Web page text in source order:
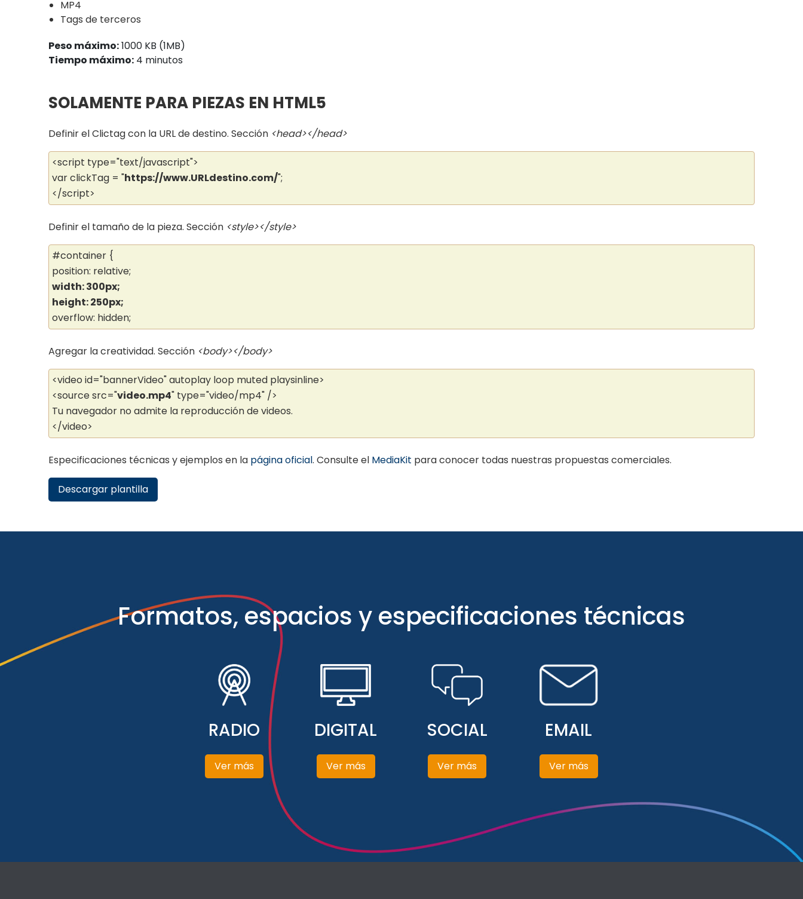
MP4
Tags de terceros
Peso máximo:1000 KB (1MB)
Tiempo máximo:4 minutos
SOLAMENTE PARA PIEZAS EN HTML5
Definir el Clictag con la URL de destino. Sección <head></head>
<script type="text/javascript">
var clickTag = "https://www.URLdestino.com/";
</script>
Definir el tamaño de la pieza. Sección <style></style>
#container {
position: relative;
width: 300px;
height: 250px;
overflow: hidden;
Agregar la creatividad. Sección <body></body>
<video id="bannerVideo" autoplay loop muted playsinline>
<source src="video.mp4" type="video/mp4" />
Tu navegador no admite la reproducción de videos.
</video>
Especificaciones técnicas y ejemplos en la página oficial. Consulte el MediaKit para conocer todas nuestras propuestas comerciales.
Descargar plantilla
Formatos, espacios y especificaciones técnicas
RADIO
Ver más
DIGITAL
Ver más
SOCIAL
Ver más
EMAIL
Ver más